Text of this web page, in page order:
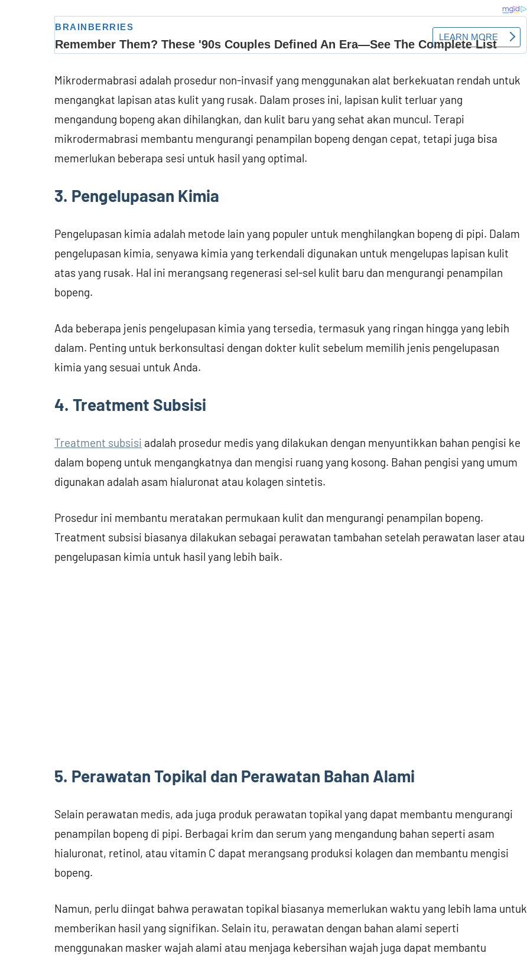
Mikrodermabrasi adalah prosedur non-invasif yang menggunakan alat berkekuatan rendah untuk
mengangkat lapisan atas kulit yang rusak. Dalam proses ini, lapisan kulit terluar yang
mengandung bopeng akan dihilangkan, dan kulit baru yang sehat akan muncul. Terapi
mikrodermabrasi membantu mengurangi penampilan bopeng dengan cepat, tetapi juga bisa
memerlukan beberapa sesi untuk hasil yang optimal.
3. Pengelupasan Kimia
Pengelupasan kimia adalah metode lain yang populer untuk menghilangkan bopeng di pipi. Dalam
pengelupasan kimia, senyawa kimia yang terkendali digunakan untuk mengelupas lapisan kulit
atas yang rusak. Hal ini merangsang regenerasi sel-sel kulit baru dan mengurangi penampilan
bopeng.
Ada beberapa jenis pengelupasan kimia yang tersedia, termasuk yang ringan hingga yang lebih
dalam. Penting untuk berkonsultasi dengan dokter kulit sebelum memilih jenis pengelupasan
kimia yang sesuai untuk Anda.
4. Treatment Subsisi
Treatment subsisi adalah prosedur medis yang dilakukan dengan menyuntikkan bahan pengisi ke
dalam bopeng untuk mengangkatnya dan mengisi ruang yang kosong. Bahan pengisi yang umum
digunakan adalah asam hialuronat atau kolagen sintetis.
Prosedur ini membantu meratakan permukaan kulit dan mengurangi penampilan bopeng.
Treatment subsisi biasanya dilakukan sebagai perawatan tambahan setelah perawatan laser atau
pengelupasan kimia untuk hasil yang lebih baik.
5. Perawatan Topikal dan Perawatan Bahan Alami
Selain perawatan medis, ada juga produk perawatan topikal yang dapat membantu mengurangi
penampilan bopeng di pipi. Berbagai krim dan serum yang mengandung bahan seperti asam
hialuronat, retinol, atau vitamin C dapat merangsang produksi kolagen dan membantu mengisi
bopeng.
Namun, perlu diingat bahwa perawatan topikal biasanya memerlukan waktu yang lebih lama untuk
memberikan hasil yang signifikan. Selain itu, perawatan dengan bahan alami seperti
menggunakan masker wajah alami atau menjaga kebersihan wajah juga dapat membantu